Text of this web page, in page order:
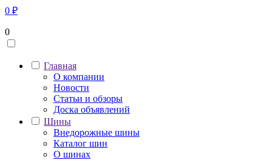
0 ₽
0
Главная
О компании
Новости
Статьи и обзоры
Доска объявлений
Шины
Внедорожные шины
Каталог шин
О шинах